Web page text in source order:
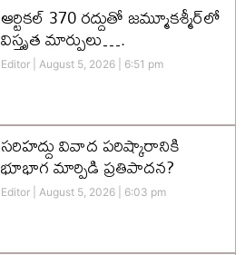
ఆర్టికల్ 370 రద్దుతో జమ్మూకశ్మీర్‌లో
విస్తృత మార్పులు….
Editor August 5, 2026 6:51 pm
సరిహద్దు వివాద పరిష్కారానికి
భూభాగ మార్పిడి ప్రతిపాదన?
Editor August 5, 2026 6:03 pm